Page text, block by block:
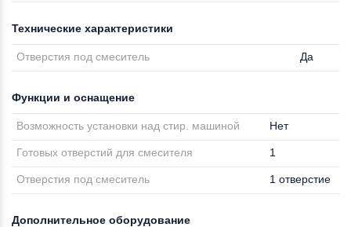
Технические характеристики
Отверстия под смеситель Да
Функции и оснащение
Возможность установки над стир. машиной Нет
Готовых отверстий для смесителя 1
Отверстия под смеситель 1 отверстие
Дополнительное оборудование